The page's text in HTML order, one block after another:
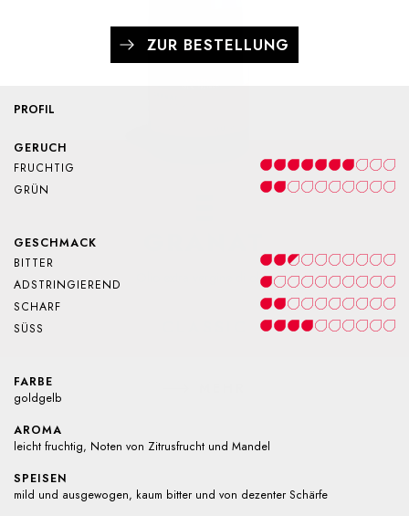
ZUR BESTELLUNG
PROFIL
GERUCH
FRUCHTIG
GRÜN
GESCHMACK
BITTER
ADSTRINGIEREND
SCHARF
SÜSS
FARBE
goldgelb
AROMA
leicht fruchtig, Noten von Zitrusfrucht und Mandel
SPEISEN
mild und ausgewogen, kaum bitter und von dezenter Schärfe
Olio extra vergine di oliva